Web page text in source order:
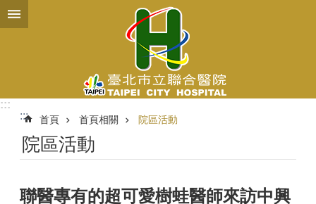
跳到主要內容區塊
:::
:::
首頁 首頁相關 院區活動
院區活動
聯醫專有的超可愛樹蛙醫師來訪中興